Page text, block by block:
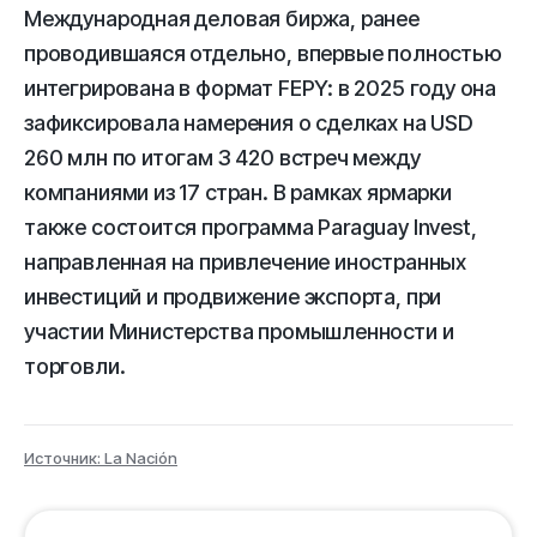
Международная деловая биржа, ранее
проводившаяся отдельно, впервые полностью
интегрирована в формат FEPY: в 2025 году она
зафиксировала намерения о сделках на USD
260 млн по итогам 3 420 встреч между
компаниями из 17 стран. В рамках ярмарки
также состоится программа Paraguay Invest,
направленная на привлечение иностранных
инвестиций и продвижение экспорта, при
участии Министерства промышленности и
торговли.
Источник: La Nación